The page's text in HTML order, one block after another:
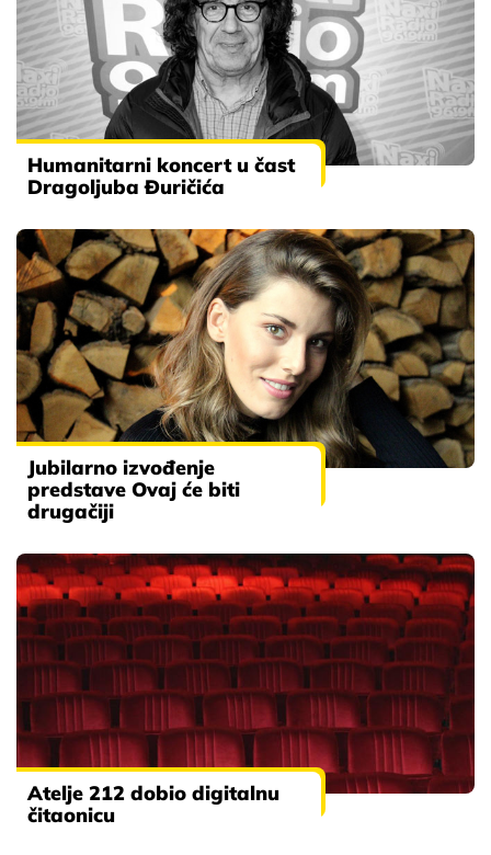
Humanitarni koncert u čast
Dragoljuba Đuričića
Jubilarno izvođenje
predstave Ovaj će biti
drugačiji
Atelje 212 dobio digitalnu
čitaonicu